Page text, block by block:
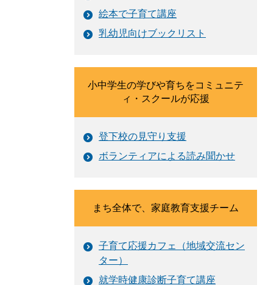
絵本で子育て講座
乳幼児向けブックリスト
小中学生の学びや育ちをコミュニテ
ィ・スクールが応援
登下校の見守り支援
ボランティアによる読み聞かせ
まち全体で、家庭教育支援チーム
子育て応援カフェ（地域交流セン
ター）
就学時健康診断子育て講座